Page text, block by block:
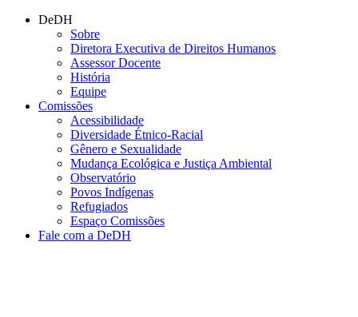
Conteúdo principal
DeDH
Sobre
Diretora Executiva de Direitos Humanos
Assessor Docente
História
Equipe
Comissões
Acessibilidade
Diversidade Étnico-Racial
Gênero e Sexualidade
Mudança Ecológica e Justiça Ambiental
Observatório
Povos Indígenas
Refugiados
Espaço Comissões
Fale com a DeDH